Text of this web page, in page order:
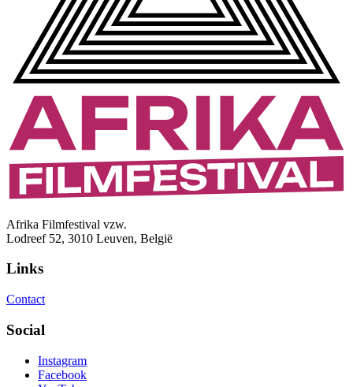
Afrika Filmfestival vzw.
Lodreef 52, 3010 Leuven, België
Links
Contact
Social
Instagram
Facebook